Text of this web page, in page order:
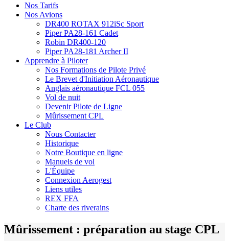
Nos Tarifs
Nos Avions
DR400 ROTAX 912iSc Sport
Piper PA28-161 Cadet
Robin DR400-120
Piper PA28-181 Archer II
Apprendre à Piloter
Nos Formations de Pilote Privé
Le Brevet d'Initiation Aéronautique
Anglais aéronautique FCL 055
Vol de nuit
Devenir Pilote de Ligne
Mûrissement CPL
Le Club
Nous Contacter
Historique
Notre Boutique en ligne
Manuels de vol
L'Équipe
Connexion Aerogest
Liens utiles
REX FFA
Charte des riverains
Mûrissement : préparation au stage CPL